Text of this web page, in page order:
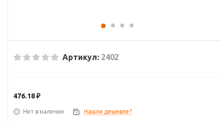
Артикул: 2402
476.18₽
Нет в наличии Нашли дешевле?